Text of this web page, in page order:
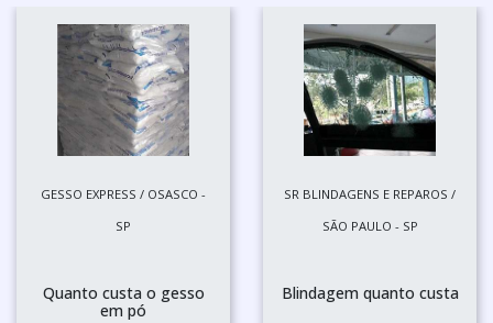
GESSO EXPRESS / OSASCO -
SP
Quanto custa o gesso
em pó
SR BLINDAGENS E REPAROS /
SÃO PAULO - SP
Blindagem quanto custa